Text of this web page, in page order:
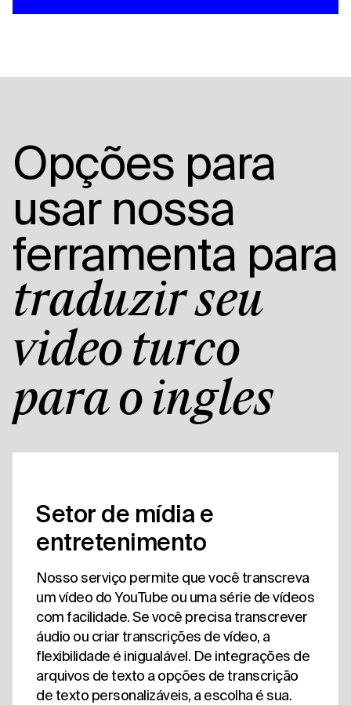
Opções para
usar nossa
ferramenta para
traduzir seu
vídeo turco
para o inglês
Setor de mídia e
entretenimento
Nosso serviço permite que você transcreva
um vídeo do YouTube ou uma série de vídeos
com facilidade. Se você precisa transcrever
áudio ou criar transcrições de vídeo, a
flexibilidade é inigualável. De integrações de
arquivos de texto a opções de transcrição
de texto personalizáveis, a escolha é sua.